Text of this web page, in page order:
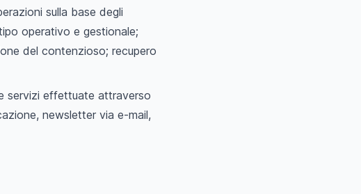
sulla base degli
operativo e gestionale;
del contenzioso; recupero
servizi effettuate attraverso
newsletter via e-mail,